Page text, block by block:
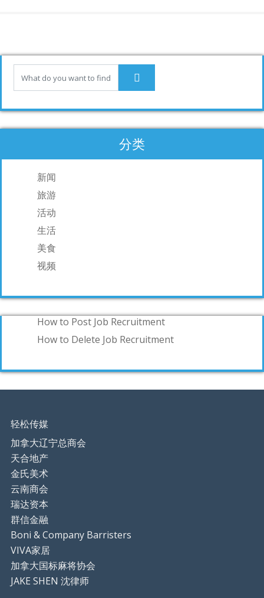
o
k
n
分类
新闻
旅游
活动
生活
美食
视频
How to Post Job Recruitment
How to Delete Job Recruitment
轻松传媒
加拿大辽宁总商会
天合地产
金氏美术
云南商会
瑞达资本
群信金融
Boni & Company Barristers
VIVA家居
加拿大国标麻将协会
JAKE SHEN 沈律师